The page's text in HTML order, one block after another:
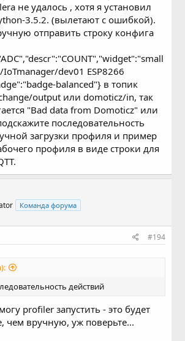
example2.json' loaded successfully
code 0
to
output'
Received topic
output' with payload
message from
output
answer message, found no errors
не удалось , хотя я установил
3.5.2. (вылетают с ошибкой).
отправить строку конфига
dev01 ESP8266
balanced"} в топик
output или domoticz/in, так
"Bad data from Domoticz" или
последовательность
загрузки профиля и пример
профиля в виде строки для
Команда форума
#194
действий
profiler запустить - это будет
чем вручную, уж поверьте...